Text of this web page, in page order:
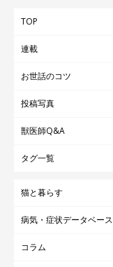
TOP
連載
お世話のコツ
投稿写真
獣医師Q&A
タグ一覧
猫と暮らす
病気・症状データベース
コラム